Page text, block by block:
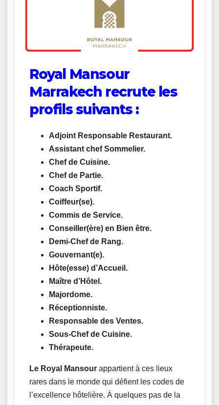
Royal Mansour
Marrakech recrute les
profils suivants :
Adjoint Responsable Restaurant.
Assistant chef Sommelier.
Chef de Cuisine.
Chef de Partie.
Coach Sportif.
Coiffeur(se).
Commis de Service.
Conseiller(ère) en Bien être.
Demi-Chef de Rang.
Gouvernant(e).
Hôte(esse) d’Accueil.
Maître d’Hôtel.
Majordome.
Réceptionniste.
Responsable des Ventes.
Sous-Chef de Cuisine.
Thérapeute.
Le Royal Mansour appartient à ces lieux
rares dans le monde qui défient les codes de
l’excellence hôtelière. À quelques pas de la